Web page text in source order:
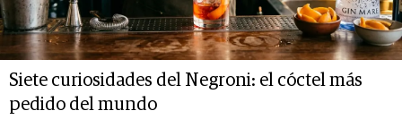
Siete curiosidades del Negroni: el cóctel más
pedido del mundo